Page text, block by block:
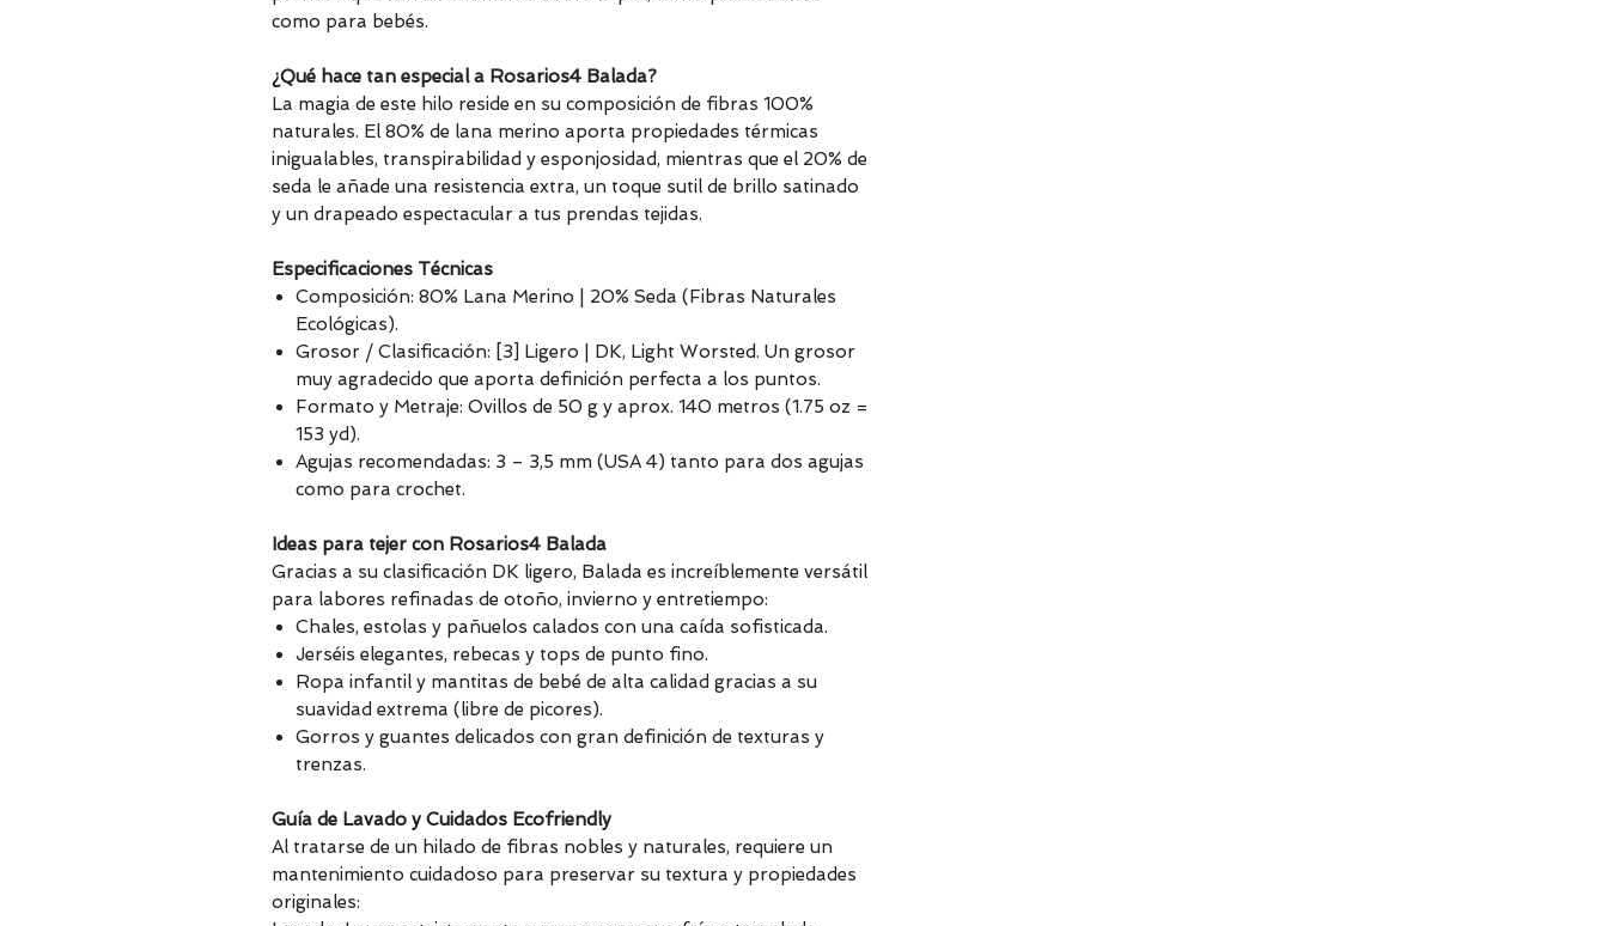
como para bebés.
¿Qué hace tan especial a Rosarios4 Balada?
La magia de este hilo reside en su composición de fibras 100%
naturales. El 80% de lana merino aporta propiedades térmicas
inigualables, transpirabilidad y esponjosidad, mientras que el 20% de
seda le añade una resistencia extra, un toque sutil de brillo satinado
y un drapeado espectacular a tus prendas tejidas.
Especificaciones Técnicas
Composición: 80% Lana Merino | 20% Seda (Fibras Naturales
Ecológicas).
Grosor / Clasificación: [3] Ligero | DK, Light Worsted. Un grosor
muy agradecido que aporta definición perfecta a los puntos.
Formato y Metraje: Ovillos de 50 g y aprox. 140 metros (1.75 oz =
153 yd).
Agujas recomendadas: 3 – 3,5 mm (USA 4) tanto para dos agujas
como para crochet.
Ideas para tejer con Rosarios4 Balada
Gracias a su clasificación DK ligero, Balada es increíblemente versátil
para labores refinadas de otoño, invierno y entretiempo:
Chales, estolas y pañuelos calados con una caída sofisticada.
Jerséis elegantes, rebecas y tops de punto fino.
Ropa infantil y mantitas de bebé de alta calidad gracias a su
suavidad extrema (libre de picores).
Gorros y guantes delicados con gran definición de texturas y
trenzas.
Guía de Lavado y Cuidados Ecofriendly
Al tratarse de un hilado de fibras nobles y naturales, requiere un
mantenimiento cuidadoso para preservar su textura y propiedades
originales: